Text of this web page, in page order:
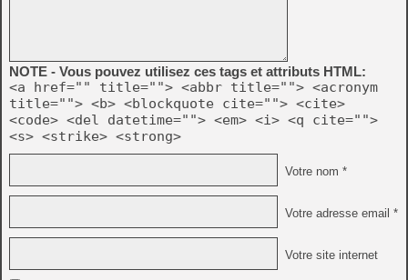
NOTE - Vous pouvez utilisez ces tags et attributs HTML:
<a href="" title=""> <abbr title=""> <acronym
title=""> <b> <blockquote cite=""> <cite>
<code> <del datetime=""> <em> <i> <q cite="">
<s> <strike> <strong>
Votre nom *
Votre adresse email *
Votre site internet